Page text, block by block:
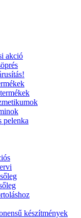
akció
pelenka
készítmények